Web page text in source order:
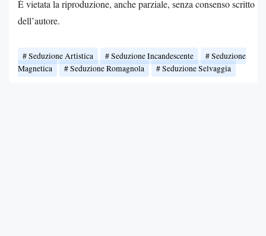
È vietata la riproduzione, anche parziale, senza consenso scritto
dell’autore.
Seduzione Artistica Seduzione Incandescente
Seduzione
Magnetica
Seduzione Romagnola Seduzione Selvaggia